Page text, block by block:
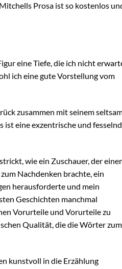
Prosa ist so kostenlos
eine Tiefe, die ich nicht
ich eine gute Vorstellung vom
zusammen mit seinem
ist eine exzentrische und
wie ein Zuschauer, der
Nachdenken brachte, ein
herausforderte und mein
Geschichten manchmal
Vorurteile und Vorurteile zu
Qualität, die die Wörter zum
kunstvoll in die Erzählung